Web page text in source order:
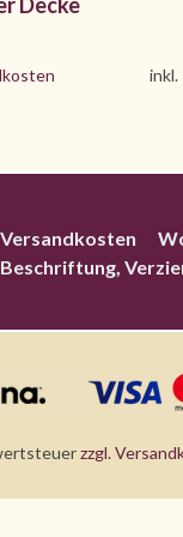
inkl.
Versandkosten
Beschriftung,
zzgl.